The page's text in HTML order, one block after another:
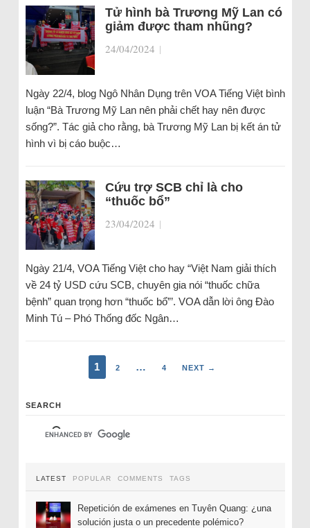
Tử hình bà Trương Mỹ Lan có
giảm được tham nhũng?
24/04/2024 |
Ngày 22/4, blog Ngô Nhân Dụng trên VOA Tiếng Việt bình
luận “Bà Trương Mỹ Lan nên phải chết hay nên được
sống?”. Tác giả cho rằng, bà Trương Mỹ Lan bị kết án tử
hình vì bị cáo buộc…
Cứu trợ SCB chỉ là cho
“thuốc bổ”
23/04/2024 |
Ngày 21/4, VOA Tiếng Việt cho hay “Việt Nam giải thích
về 24 tỷ USD cứu SCB, chuyên gia nói “thuốc chữa
bệnh” quan trọng hơn “thuốc bổ”’. VOA dẫn lời ông Đào
Minh Tú – Phó Thống đốc Ngân…
1 2 … 4 NEXT →
SEARCH
LATEST POPULAR COMMENTS TAGS
Repetición de exámenes en Tuyên Quang: ¿una
solución justa o un precedente polémico?